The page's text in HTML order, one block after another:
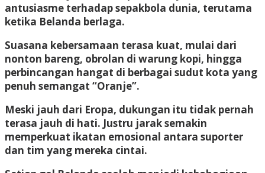
antusiasme terhadap sepakbola dunia, terutama
ketika Belanda berlaga.
Suasana kebersamaan terasa kuat, mulai dari
nonton bareng, obrolan di warung kopi, hingga
perbincangan hangat di berbagai sudut kota yang
penuh semangat “Oranje”.
Meski jauh dari Eropa, dukungan itu tidak pernah
terasa jauh di hati. Justru jarak semakin
memperkuat ikatan emosional antara suporter
dan tim yang mereka cintai.